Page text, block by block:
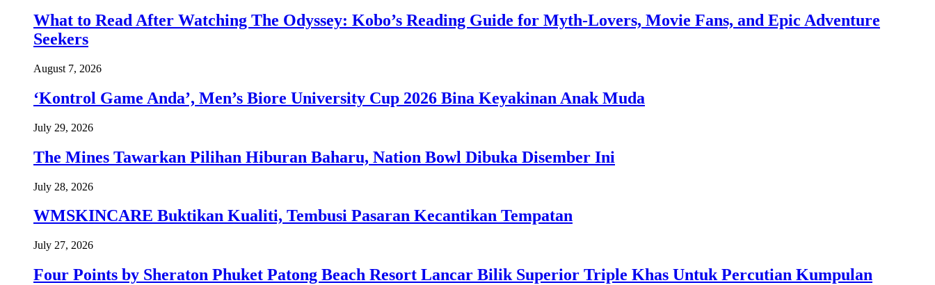
What to Read After Watching The Odyssey: Kobo’s Reading Guide for Myth-Lovers, Movie Fans, and Epic Adventure
Seekers
August 7, 2026
‘Kontrol Game Anda’, Men’s Biore University Cup 2026 Bina Keyakinan Anak Muda
July 29, 2026
The Mines Tawarkan Pilihan Hiburan Baharu, Nation Bowl Dibuka Disember Ini
July 28, 2026
WMSKINCARE Buktikan Kualiti, Tembusi Pasaran Kecantikan Tempatan
July 27, 2026
Four Points by Sheraton Phuket Patong Beach Resort Lancar Bilik Superior Triple Khas Untuk Percutian Kumpulan